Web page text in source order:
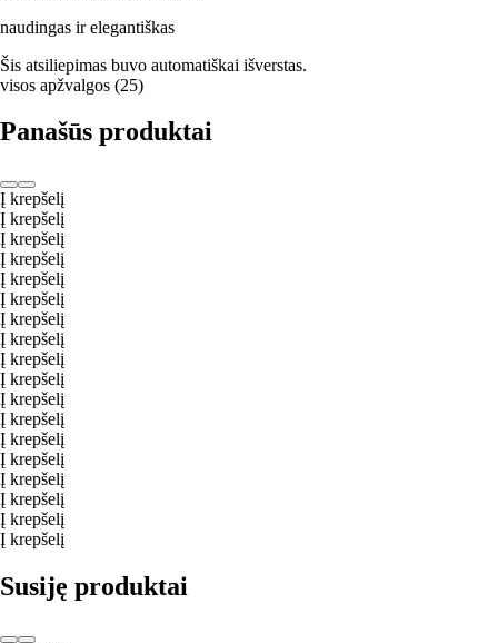
naudingas ir elegantiškas
Šis atsiliepimas buvo automatiškai išverstas.
visos apžvalgos (25)
Panašūs produktai
Į krepšelį
Į krepšelį
Į krepšelį
Į krepšelį
Į krepšelį
Į krepšelį
Į krepšelį
Į krepšelį
Į krepšelį
Į krepšelį
Į krepšelį
Į krepšelį
Į krepšelį
Į krepšelį
Į krepšelį
Į krepšelį
Į krepšelį
Į krepšelį
Susiję produktai